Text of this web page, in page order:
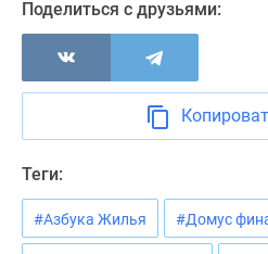
Поделиться с друзьями:
Теги:
#Азбука Жилья #Домус